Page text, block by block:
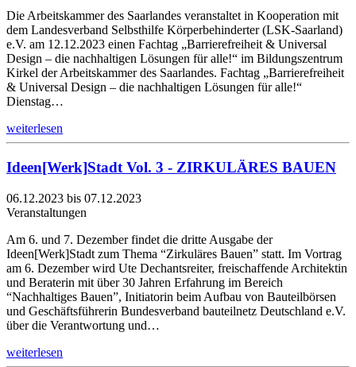
Die Arbeitskammer des Saarlandes veranstaltet in Kooperation mit
dem Landesverband Selbsthilfe Körperbehinderter (LSK-Saarland)
e.V. am 12.12.2023 einen Fachtag „Barrierefreiheit & Universal
Design – die nachhaltigen Lösungen für alle!“ im Bildungszentrum
Kirkel der Arbeitskammer des Saarlandes. Fachtag „Barrierefreiheit
& Universal Design – die nachhaltigen Lösungen für alle!“
Dienstag…
weiterlesen
Ideen[Werk]Stadt Vol. 3 - ZIRKULÄRES BAUEN
06.12.2023 bis 07.12.2023
Veranstaltungen
Am 6. und 7. Dezember findet die dritte Ausgabe der
Ideen[Werk]Stadt zum Thema “Zirkuläres Bauen” statt. Im Vortrag
am 6. Dezember wird Ute Dechantsreiter, freischaffende Architektin
und Beraterin mit über 30 Jahren Erfahrung im Bereich
“Nachhaltiges Bauen”, Initiatorin beim Aufbau von Bauteilbörsen
und Geschäftsführerin Bundesverband bauteilnetz Deutschland e.V.
über die Verantwortung und…
weiterlesen